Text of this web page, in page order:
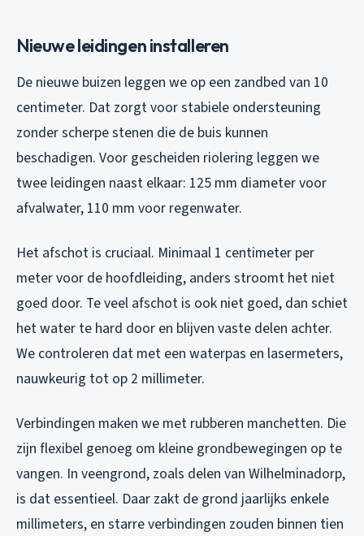
Nieuwe leidingen installeren
De nieuwe buizen leggen we op een zandbed van 10
centimeter. Dat zorgt voor stabiele ondersteuning
zonder scherpe stenen die de buis kunnen
beschadigen. Voor gescheiden riolering leggen we
twee leidingen naast elkaar: 125 mm diameter voor
afvalwater, 110 mm voor regenwater.
Het afschot is cruciaal. Minimaal 1 centimeter per
meter voor de hoofdleiding, anders stroomt het niet
goed door. Te veel afschot is ook niet goed, dan schiet
het water te hard door en blijven vaste delen achter.
We controleren dat met een waterpas en lasermeters,
nauwkeurig tot op 2 millimeter.
Verbindingen maken we met rubberen manchetten. Die
zijn flexibel genoeg om kleine grondbewegingen op te
vangen. In veengrond, zoals delen van Wilhelminadorp,
is dat essentieel. Daar zakt de grond jaarlijks enkele
millimeters, en starre verbindingen zouden binnen tien